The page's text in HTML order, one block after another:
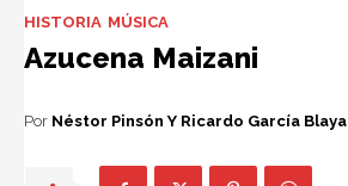
HISTORIA MÚSICA
Azucena Maizani
Por Néstor Pinsón Y Ricardo García Blaya